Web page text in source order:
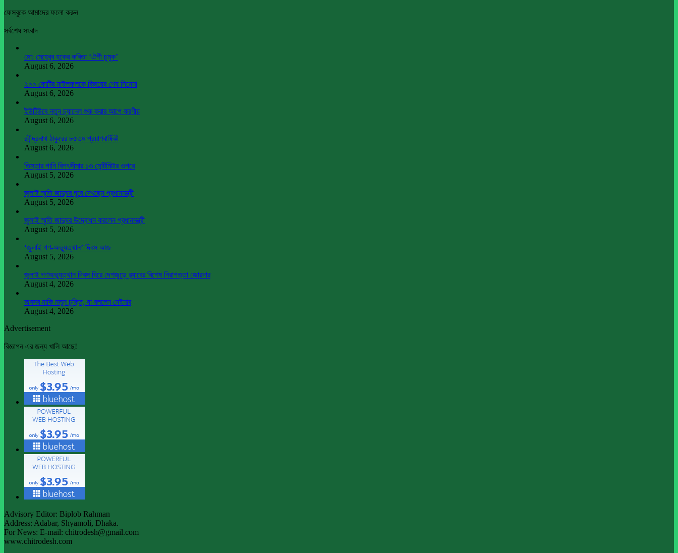
ফেসবুকে আমাদের ফলো করুন
সর্বশেষ সংবাদ
মো: মেহেবুব হকের কবিতা ‘ঐশী চুমুক’
August 6, 2026
২০০ কোটির মাইলফলকে বিজয়ের শেষ সিনেমা
August 6, 2026
ইউটিউবে নতুন চ্যানেল শুরু করার আগে করণীয়
August 6, 2026
রবীন্দ্রনাথ ঠাকুরের ৮৫তম প্রয়াণবার্ষিকী
August 6, 2026
তিস্তার পানি বিপৎসীমার ১৩ সেন্টিমিটার ওপরে
August 5, 2026
জুলাই স্মৃতি জাদুঘর ঘুরে দেখছেন প্রধানমন্ত্রী
August 5, 2026
জুলাই স্মৃতি জাদুঘর উদ্বোধন করলেন প্রধানমন্ত্রী
August 5, 2026
‘জুলাই গণ-অভ্যুত্থান’ দিবস আজ
August 5, 2026
জুলাই গণঅভ্যুত্থান দিবস ঘিরে দেশজুড়ে র‌্যাবের বিশেষ নিরাপত্তা জোরদার
August 4, 2026
অবসর নাকি নতুন চুক্তি, যা বললেন নেইমার
August 4, 2026
Advertisement
বিজ্ঞাপন এর জন্য খালি আছে!
Advisory Editor: Biplob Rahman
Address: Adabar, Shyamoli, Dhaka.
For News: E-mail: chitrodesh@gmail.com
www.chitrodesh.com